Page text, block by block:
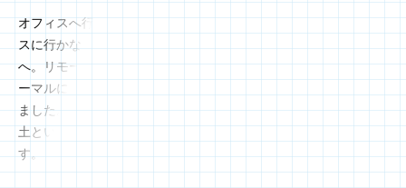
オフィスへ行き、顔を合わせて仕事をしていた環境から、オフィ
スに行かなくてもオンラインでつながりながら仕事ができる環境
へ。リモートワークとオフィスワークを組み合わせた働き方がノ
ーマルになったことで、オフィスに求められる役割も変わってき
ました。働き方が多様化したことで、オフィスには企業姿勢や風
土といった企業カラーが、より一層、色濃く出ると考えられま
す。